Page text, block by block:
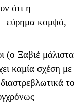
ότι η
– εύρημα κομψό,
(ο Ξαβιέ μάλιστα
καμία σχέση με
το